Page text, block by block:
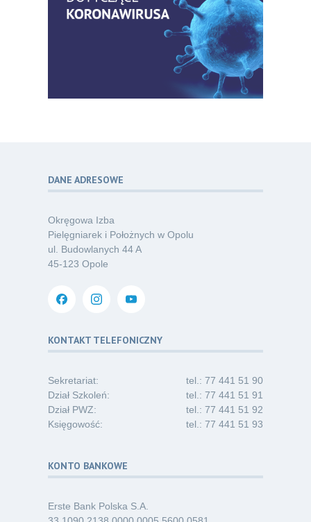
06
Zaproszenie na Ogólnopolską
Konferencję Naukową „Terminologia
w pielęgniarstwie – komunikacja,
standaryzacja, praktyka”
06
Poza sezonem, poza schematem –
o nowym spojrzeniu na profilaktykę
03
Oferta pracy – pielęgniarka/pielęgniarz
06.26
i absolwentów pielęgniarstwa
Kategoria:Komunikaty
DANE ADRESOWE
Okręgowa Izba
Pielęgniarek i Położnych w Opolu
ul. Budowlanych 44 A
45-123 Opole
KONTAKT TELEFONICZNY
Sekretariat:
tel.: 77 441 51 90
Dział Szkoleń:
tel.: 77 441 51 91
Dział PWZ:
tel.: 77 441 51 92
Księgowość:
tel.: 77 441 51 93
KONTO BANKOWE
Erste Bank Polska S.A.